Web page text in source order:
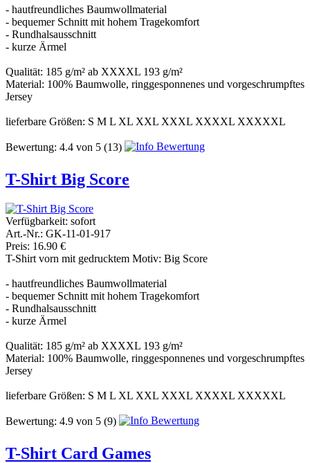
- hautfreundliches Baumwollmaterial
- bequemer Schnitt mit hohem Tragekomfort
- Rundhalsausschnitt
- kurze Ärmel
Qualität: 185 g/m² ab XXXXL 193 g/m²
Material: 100% Baumwolle, ringgesponnenes und vorgeschrumpftes
Jersey
lieferbare Größen: S M L XL XXL XXXL XXXXL XXXXXL
Bewertung: 4.4 von 5 (13)
T-Shirt Big Score
Verfügbarkeit: sofort
Art.-Nr.: GK-11-01-917
Preis: 16.90 €
T-Shirt vorn mit gedrucktem Motiv: Big Score
- hautfreundliches Baumwollmaterial
- bequemer Schnitt mit hohem Tragekomfort
- Rundhalsausschnitt
- kurze Ärmel
Qualität: 185 g/m² ab XXXXL 193 g/m²
Material: 100% Baumwolle, ringgesponnenes und vorgeschrumpftes
Jersey
lieferbare Größen: S M L XL XXL XXXL XXXXL XXXXXL
Bewertung: 4.9 von 5 (9)
T-Shirt Card Games